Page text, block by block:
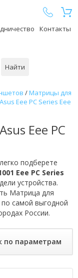
Контакты
Найти
/Матрицы для
Eee PC Series Eee
Eee PC
подберете
Eee PC Series
устройства.
Матрица для
по самой выгодной
России.
по параметрам